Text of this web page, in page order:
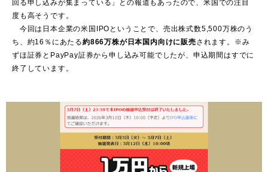
回る申し込みが集まっている」との報道もあったので、米国での注目
度も高そうです。
今回は日本企業の米国IPOということで、売出株式数5,500万株のう
ち、約16％にあたる約866万株が日本国内向けに販売されます。※み
ずほ証券とPayPay証券から申し込み可能でしたが、申込期間はすでに
終了しています。